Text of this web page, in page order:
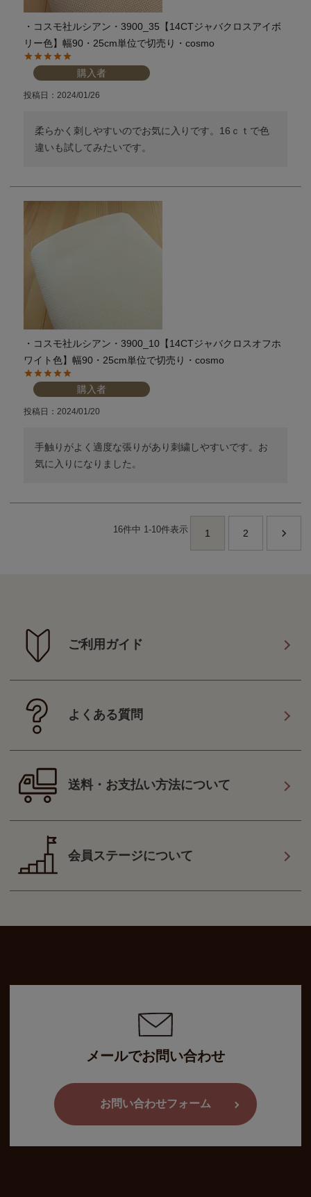
・コスモ社ルシアン・3900_35【14CTジャバクロスアイボ
リー色】幅90・25cm単位で切売り・cosmo
購入者
投稿日 2024/01/26
柔らかく刺しやすいのでお気に入りです。16ｃｔで色
・コスモ社ルシアン・3900_10【14CTジャバクロスオフホ
ワイト色】幅90・25cm単位で切売り・cosmo
購入者
投稿日 2024/01/20
手触りがよく適度な張りがあり刺繍しやすいです。お
気に入りになりました。
16件中 1-10件表示 1 2
ご利用ガイド
よくある質問
送料・お支払い方法について
会員ステージについて
メールでお問い合わせ
お問い合わせフォーム